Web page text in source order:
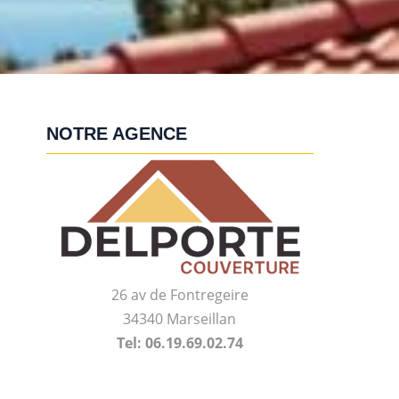
NOTRE AGENCE
26 av de Fontregeire
34340 Marseillan
Tel: 06.19.69.02.74